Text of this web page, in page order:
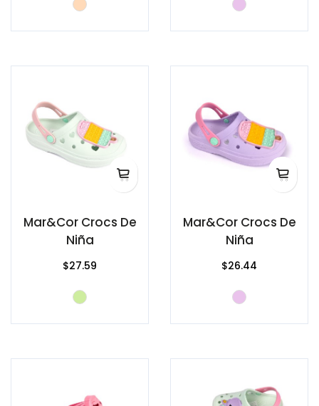
Mar&Cor Crocs De
Niña
$27.59
Mar&Cor Crocs De
Niña
$26.44